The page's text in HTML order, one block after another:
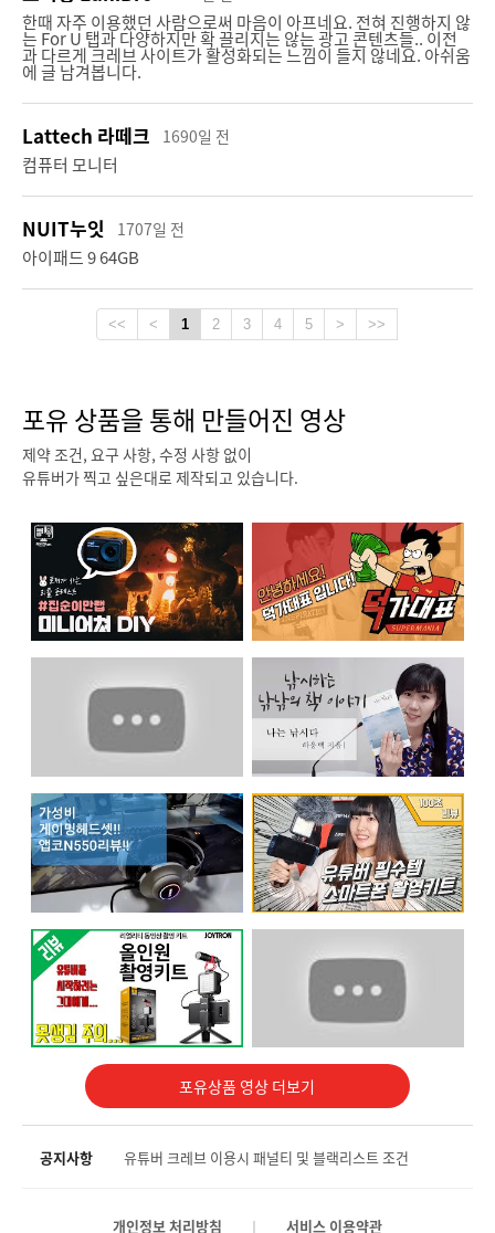
49명 신청
캠페인 종료
앱코 초경량 게이밍 헤드셋
앱코 해커 N550 진동 초경량 게이밍헤드셋 받아보세요
930 %
93명 신청
캠페인 종료
1870 %
명 신청
캠페인 종료
컴소닉 스탠드 마이크
크레브에서 제공하는 컴소닉 스탠드 마이크 받아보세요
2490 %
249명 신청
캠페인 종료
에어샾 스마트마스크
마스크가 필수인 요즘, 특별한 마스크 받아보세요.
566 %
51명 신청
캠페인 종료
로지텍 웹캠 C920 PRO WEBCAM 받고 영상을 찍어주세요
캠페인 종료
한때 자주 이용했던 사람으로써 마음이 아프네요. 전혀 진행하지 않
는 For U 탭과 다양하지만 확 끌리지는 않는 광고 콘텐츠들.. 이전
과 다르게 크레브 사이트가 활성화되는 느낌이 들지 않네요. 아쉬움
에 글 남겨봅니다.
Lattech 라떼크 1690일 전
컴퓨터 모니터
NUIT누잇 1707일 전
아이패드 9 64GB
<< < 1 2 3 4 5 > >>
포유 상품을 통해 만들어진 영상
제약 조건, 요구 사항, 수정 사항 없이
유튜버가 찍고 싶은대로 제작되고 있습니다.
포유상품 영상 더보기
공지사항 유튜버 크레브 이용시 패널티 및 블랙리스트 조건
개인정보 처리방침 서비스 이용약관